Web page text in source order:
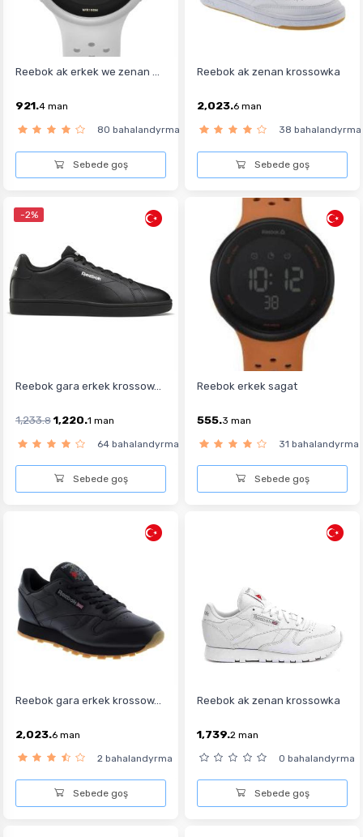
Reebok ak erkek we zenan ...
921.4 man
80 bahalandyrma
Sebede goş
Reebok ak zenan krossowka
2,023.6 man
38 bahalandyrma
Sebede goş
-2%
Reebok gara erkek krossow...
1,233.8 1,220.1 man
64 bahalandyrma
Sebede goş
Reebok erkek sagat
555.3 man
31 bahalandyrma
Sebede goş
Reebok gara erkek krossow...
2,023.6 man
2 bahalandyrma
Sebede goş
Reebok ak zenan krossowka
1,739.2 man
0 bahalandyrma
Sebede goş